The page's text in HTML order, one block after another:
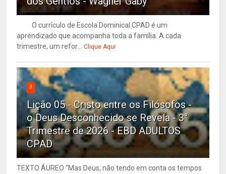
O currículo de Escola Dominical CPAD é um
aprendizado que acompanha toda a família. A cada
trimestre, um refor... Clique Aqui
3
Lição 05 - Cristo entre os Filósofos -
o Deus Desconhecido se Revela - 3°
Trimestre de 2026 - EBD ADULTOS
CPAD
TEXTO ÁUREO “Mas Deus, não tendo em conta os tempos